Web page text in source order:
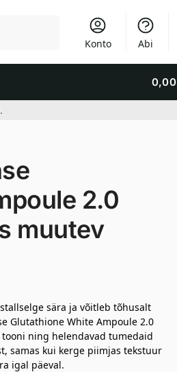
Konto Abi
0,00
2.0
muutev
sära ja võitleb tõhusalt
Glutathione White Ampoule 2.0
ning helendavad tumedaid
samas kui kerge piimjas tekstuur
igal päeval.